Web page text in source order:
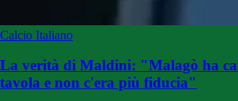
Calcio Italiano
La verità di Maldini: "Malagò ha
tavola e non c'era più fiducia"